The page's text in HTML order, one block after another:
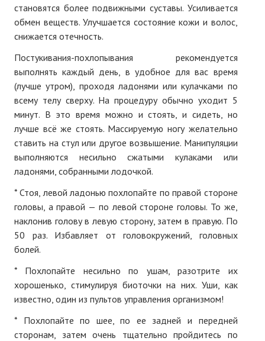
№ 7
№ 9
2026 г.
№ 1
№ 2
№ 4
№ 5
№ 6
№ 7
№ 8
КНИГИ
Список наших книг
становятся более подвижными суставы. Усиливается
обмен веществ. Улучшается состояние кожи и волос,
снижается отечность.
Постукивания-похлопывания рекомендуется
выполнять каждый день, в удобное для вас время
(лучше утром), проходя ладонями или кулачками по
всему телу сверху. На процедуру обычно уходит 5
минут. В это время можно и стоять, и сидеть, но
лучше всё же стоять. Массируемую ногу желательно
ставить на стул или другое возвышение. Манипуляции
выполняются несильно сжатыми кулаками или
ладонями, собранными лодочкой.
* Стоя, левой ладонью похлопайте по правой стороне
головы, а правой — по левой стороне головы. То же,
наклонив голову в левую сторону, затем в правую. По
50 раз. Избавляет от головокружений, головных
болей.
* Похлопайте несильно по ушам, разотрите их
хорошенько, стимулируя биоточки на них. Уши, как
известно, один из пультов управления организмом!
* Похлопайте по шее, по ее задней и передней
сторонам, затем очень тщательно пройдитесь по